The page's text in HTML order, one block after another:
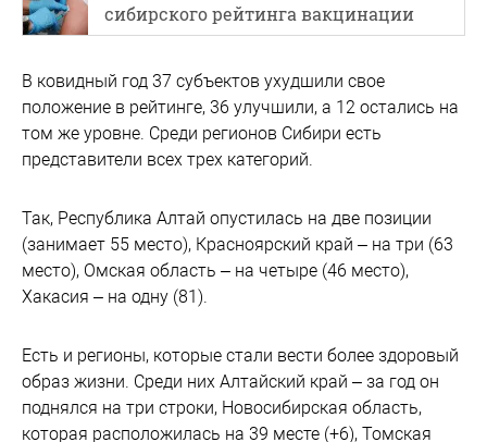
сибирского рейтинга вакцинации
В ковидный год 37 субъектов ухудшили свое
положение в рейтинге, 36 улучшили, а 12 остались на
том же уровне. Среди регионов Сибири есть
представители всех трех категорий.
Так, Республика Алтай опустилась на две позиции
(занимает 55 место), Красноярский край – на три (63
место), Омская область – на четыре (46 место),
Хакасия – на одну (81).
Есть и регионы, которые стали вести более здоровый
образ жизни. Среди них Алтайский край – за год он
поднялся на три строки, Новосибирская область,
которая расположилась на 39 месте (+6), Томская